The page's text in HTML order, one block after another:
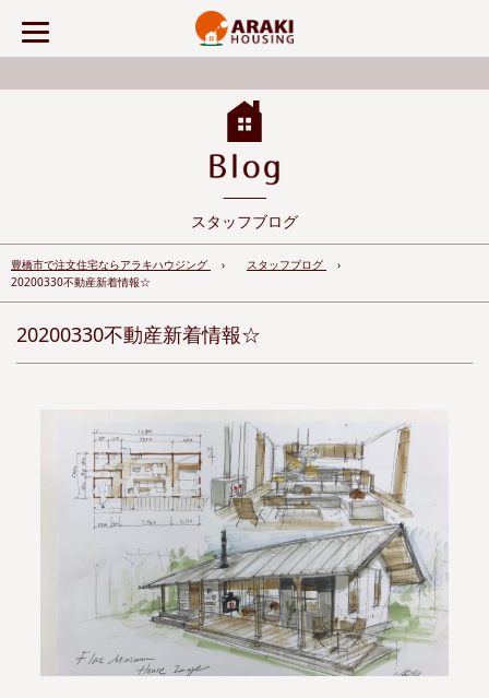
スタッフブログ
豊橋市で注文住宅ならアラキハウジング
スタッフブログ
20200330不動産新着情報☆
20200330不動産新着情報☆